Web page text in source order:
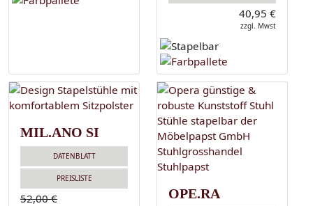
40,95 €
zzgl. Mwst
MIL.ANO SI
DATENBLATT
PREISLISTE
52,00 € OPE.RA